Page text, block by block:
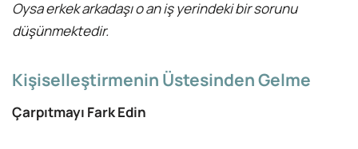
Oysa erkek arkadaşı o an iş yerindeki bir sorunu
düşünmektedir.
Kişiselleştirmenin Üstesinden Gelme
Çarpıtmayı Fark Edin